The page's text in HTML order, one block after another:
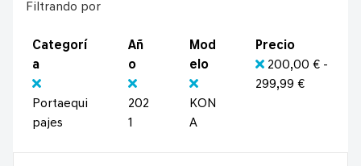
Filtrando por
Categorí
a
Portaequi
pajes
Añ
o
202
1
Mod
elo
KON
A
Precio
200,00 € -
299,99 €